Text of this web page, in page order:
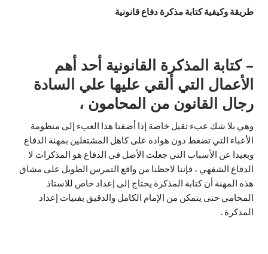
طريقة وكيفية كتابة مذكرة دفاع قانونية
– كتابة المذكرة القانونية أحد أهم
الأعمال التي ألقي عليها علي السادة
رجال القانون من المحامون ،
وهي بلا شك عبء ثقيل خاصة إذا أضفنا هذا العبء إلى منظومة
الأعباء التي تضغط دون هوادة على كاهل المشتغلين بمهنة الدفاع
وبعيدا عن الأسباب التي جعلت الأصل في الدفاع هو المذكرات لا
الدفاع الشفهي ، فإننا لاحظنا من واقع التمرس الطويل على مشاق
هذه المهنة أن كتابة المذكرة يحتاج إلى إعداد خاص للاستاذ
المحامي حتى يتمكن من الإمام الكامل والدقيق بفنيات إعداد
المذكرة .